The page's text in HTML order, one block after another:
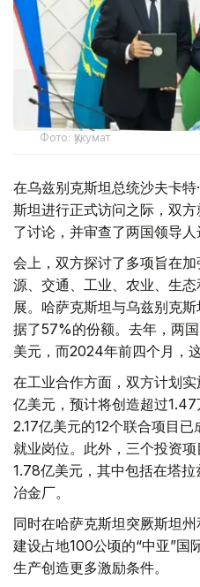
Фото: Ҳукумат
在乌兹别克斯坦总统沙夫卡
斯坦进行正式访问之际，双
了讨论，并审查了两国领导人
会上，双方探讨了多项旨在
源、交通、工业、农业、生
展。哈萨克斯坦与乌兹别克
据了57%的份额。去年，两
美元，而2024年前四个月，
在工业合作方面，双方计划
亿美元，预计将创造超过
2.17亿美元的12个联合项目
就业岗位。此外，三个投资
1.78亿美元，其中包括在塔
冶金厂。
同时在哈萨克斯坦突厥斯坦
建设占地100公顷的“中亚”国
生产创造更多激励条件。